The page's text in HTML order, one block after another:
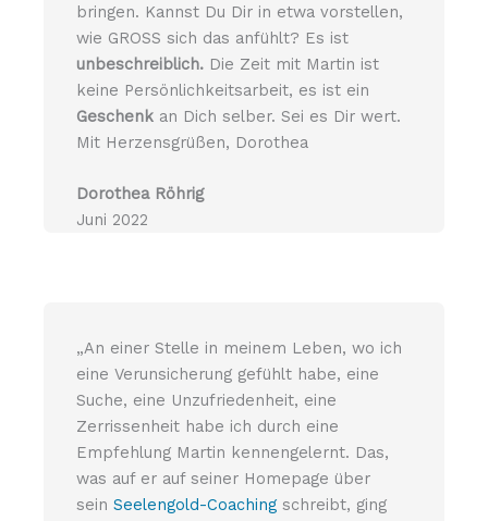
bringen. Kannst Du Dir in etwa vorstellen,
wie GROSS sich das anfühlt? Es ist
unbeschreiblich. Die Zeit mit Martin ist
keine Persönlichkeitsarbeit, es ist ein
Geschenk an Dich selber. Sei es Dir wert.
Mit Herzensgrüßen, Dorothea
Dorothea Röhrig
Juni 2022
„An einer Stelle in meinem Leben, wo ich
eine Verunsicherung gefühlt habe, eine
Suche, eine Unzufriedenheit, eine
Zerrissenheit habe ich durch eine
Empfehlung Martin kennengelernt. Das,
was auf er auf seiner Homepage über
sein Seelengold-Coaching schreibt, ging